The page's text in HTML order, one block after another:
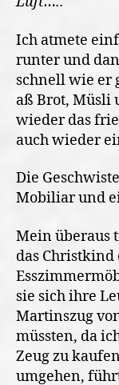
Ich atmete
runter und
schnell wie er
aß Brot, Müsli
wieder das
auch wieder
Die
Mobiliar und
Mein überaus
das
sie sich ihre
Martinszug
müssten, da
Zeug zu
umgehen,